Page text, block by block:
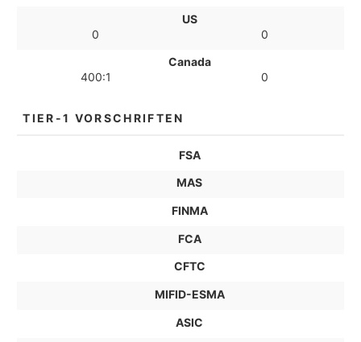
US
0
0
Canada
400:1
0
TIER-1 VORSCHRIFTEN
FSA
MAS
FINMA
FCA
CFTC
MIFID-ESMA
ASIC